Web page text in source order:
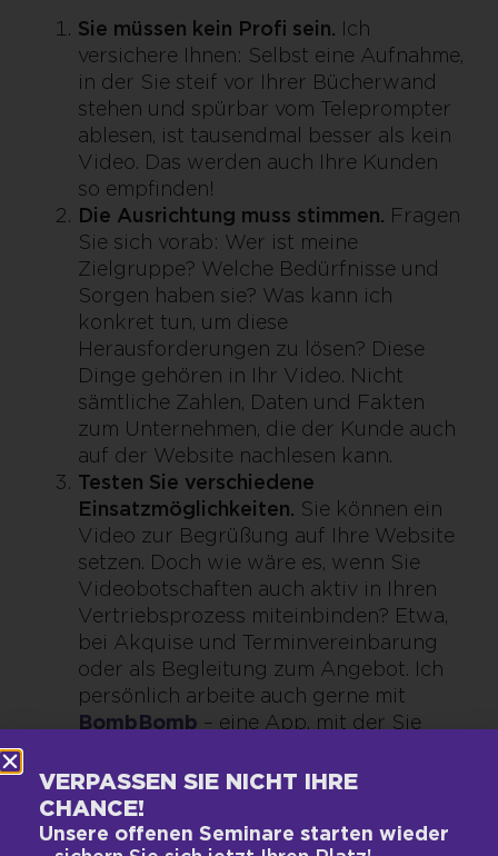
Sie müssen kein Profi sein. Ich
versichere Ihnen: Selbst eine Aufnahme,
in der Sie steif vor Ihrer Bücherwand
stehen und spürbar vom Teleprompter
ablesen, ist tausendmal besser als kein
Video. Das werden auch Ihre Kunden
so empfinden!
Die Ausrichtung muss stimmen. Fragen
Sie sich vorab: Wer ist meine
Zielgruppe? Welche Bedürfnisse und
Sorgen haben sie? Was kann ich
konkret tun, um diese
Herausforderungen zu lösen? Diese
Dinge gehören in Ihr Video. Nicht
sämtliche Zahlen, Daten und Fakten
zum Unternehmen, die der Kunde auch
auf der Website nachlesen kann.
Testen Sie verschiedene
Einsatzmöglichkeiten. Sie können ein
Video zur Begrüßung auf Ihre Website
setzen. Doch wie wäre es, wenn Sie
Videobotschaften auch aktiv in Ihren
Vertriebsprozess miteinbinden? Etwa,
bei Akquise und Terminvereinbarung
oder als Begleitung zum Angebot. Ich
persönlich arbeite auch gerne mit
BombBomb – eine App, mit der Sie
es als E-Mail an Ihren Kontakt
verschicken können, sogar mit
zusätzlich angefügtem PDF. Und das
VERPASSEN SIE NICHT IHRE
CHANCE!
Unsere offenen Seminare starten wieder